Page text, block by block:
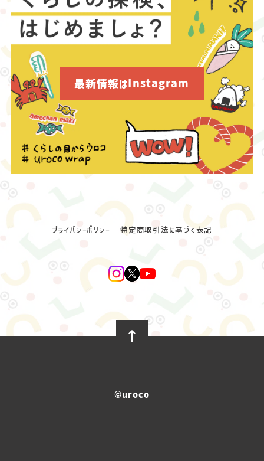
最新情報はInstagram
プライバシーポリシー 特定商取引法に基づく表記
©︎uroco